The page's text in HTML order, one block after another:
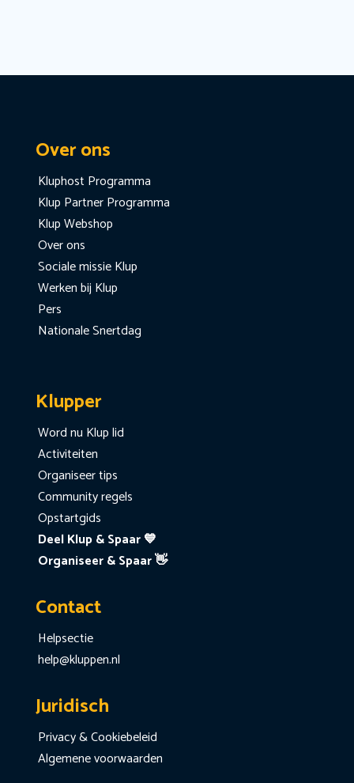
Over ons
Kluphost Programma
Klup Partner Programma
Klup Webshop
Over ons
Sociale missie Klup
Werken bij Klup
Pers
Nationale Snertdag
Klupper
Word nu Klup lid
Activiteiten
Organiseer tips
Community regels
Opstartgids
Deel Klup & Spaar 💙
Organiseer & Spaar 👋
Contact
Helpsectie
help@kluppen.nl
Juridisch
Privacy & Cookiebeleid
Algemene voorwaarden